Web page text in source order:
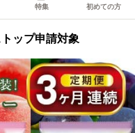
特集 初めての方
ップ申請対象